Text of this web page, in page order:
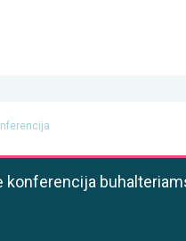
konferencija